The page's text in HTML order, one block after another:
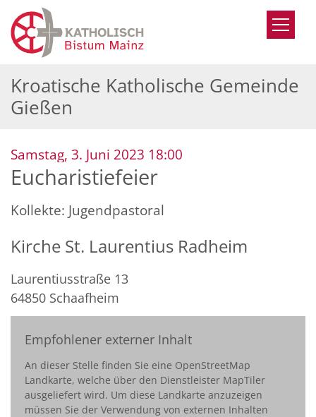
Zum Inhalt springen
Kroatische Katholische Gemeinde
Gießen
Samstag, 3. Juni 2023 18:00
Eucharistiefeier
Kollekte: Jugendpastoral
Kirche St. Laurentius Radheim
Laurentiusstraße 13
64850 Schaafheim
Empfohlener externer Inhalt
An dieser Stelle finden Sie eine OpenStreetMap
Landkarte, welche über den Dienstleister MapTiler
ausgeliefert wird. Um diese Landkarte anzuzeigen
müssen Sie der Verwendung von externen Inhalten